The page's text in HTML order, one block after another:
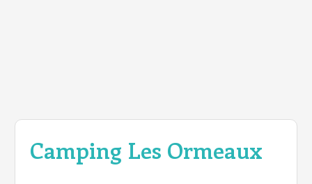
Camping Les Ormeaux